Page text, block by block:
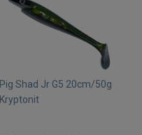
Pig Shad Jr G5 20cm/50g
Kryptonit